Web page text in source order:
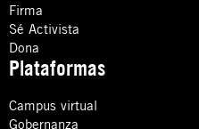
Firma
Sé Activista
Dona
Plataformas
Campus virtual
Gobernanza